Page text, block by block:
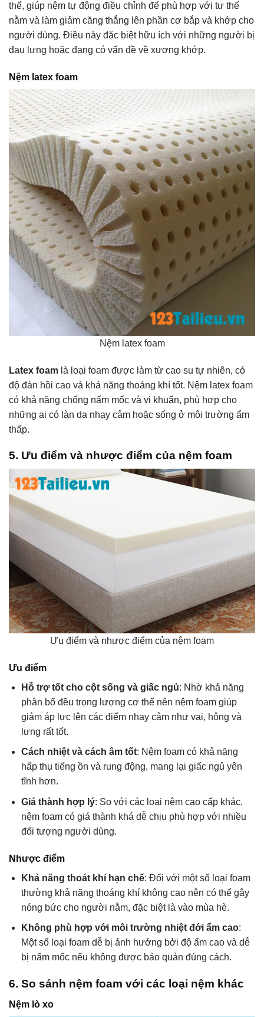
thể, giúp nệm tự động điều chỉnh để phù hợp với tư thế
nằm và làm giảm căng thẳng lên phần cơ bắp và khớp cho
người dùng. Điều này đặc biệt hữu ích với những người bị
đau lưng hoặc đang có vấn đề về xương khớp.
Nệm latex foam
Nệm latex foam
Latex foam là loại foam được làm từ cao su tự nhiên, có
độ đàn hồi cao và khả năng thoáng khí tốt. Nệm latex foam
có khả năng chống nấm mốc và vi khuẩn, phù hợp cho
những ai có làn da nhạy cảm hoặc sống ở môi trường ẩm
thấp.
5. Ưu điểm và nhược điểm của nệm foam
Ưu điểm và nhược điểm của nệm foam
Ưu điểm
Hỗ trợ tốt cho cột sống và giấc ngủ: Nhờ khả năng
phân bổ đều trọng lượng cơ thể nên nệm foam giúp
giảm áp lực lên các điểm nhạy cảm như vai, hông và
lưng rất tốt.
Cách nhiệt và cách âm tốt: Nệm foam có khả năng
hấp thụ tiếng ồn và rung động, mang lại giấc ngủ yên
tĩnh hơn.
Giá thành hợp lý: So với các loại nệm cao cấp khác,
nệm foam có giá thành khá dễ chịu phù hợp với nhiều
đối tượng người dùng.
Nhược điểm
Khả năng thoát khí hạn chế: Đối với một số loại foam
thường khả năng thoáng khí không cao nên có thể gây
nóng bức cho người nằm, đặc biệt là vào mùa hè.
Không phù hợp với môi trường nhiệt đới ẩm cao:
Một số loại foam dễ bị ảnh hưởng bởi độ ẩm cao và dễ
bị nấm mốc nếu không được bảo quản đúng cách.
6. So sánh nệm foam với các loại nệm khác
Nệm lò xo